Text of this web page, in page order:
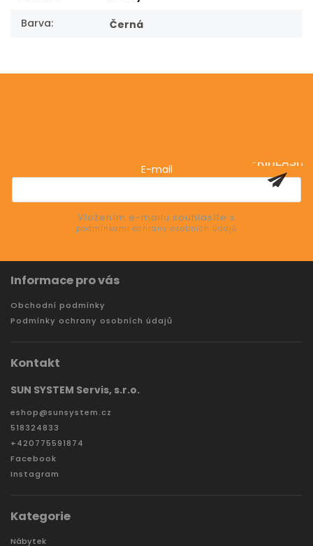
Barva: Černá
E-mail
Vložením e-mailu souhlasíte s
podmínkami ochrany osobních údajů
PŘIHLÁSIT
Informace pro vás
Obchodní podmínky
Podmínky ochrany osobních údajů
Kontakt
SUN SYSTEM Servis, s.r.o.
eshop@sunsystem.cz
518324833
+420775591874
Facebook
Instagram
Kategorie
Nábytek